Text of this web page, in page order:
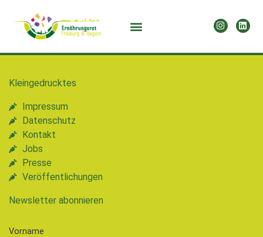
Kleingedrucktes
Impressum
Datenschutz
Kontakt
Jobs
Presse
Veröffentlichungen
Newsletter abonnieren
Vorname